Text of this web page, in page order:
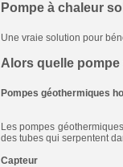
Pompe à chaleur
Une vraie solution pour
Alors quelle
Pompes géothermiques
Les pompes
des tubes qui serpentent
Capteur